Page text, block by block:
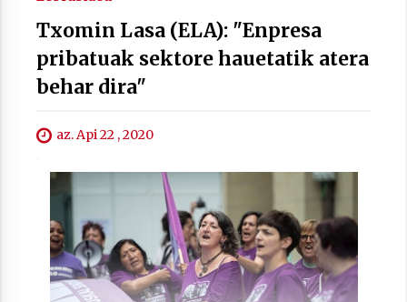
Berria egunkarian elkarrizketa
Hala Bedi irratiko Hizpidea saioan
Arrosaren 20 urteez
2021/07/03
Txomin Lasa (ELA): "Enpresa
pribatuak sektore hauetatik atera
behar dira"
az. Api 22 , 2020